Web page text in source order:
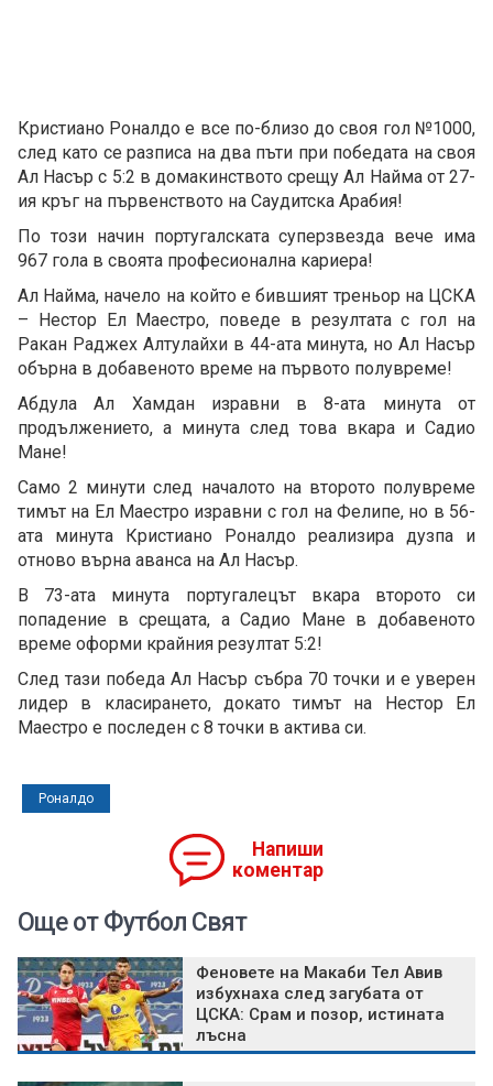
Кристиано Роналдо е все по-близо до своя гол №1000,
след като се разписа на два пъти при победата на своя
Ал Насър с 5:2 в домакинството срещу Ал Найма от 27-
ия кръг на първенството на Саудитска Арабия!
По този начин португалската суперзвезда вече има
967 гола в своята професионална кариера!
Ал Найма, начело на който е бившият треньор на ЦСКА
– Нестор Ел Маестро, поведе в резултата с гол на
Ракан Раджех Алтулайхи в 44-ата минута, но Ал Насър
обърна в добавеното време на първото полувреме!
Абдула Ал Хамдан изравни в 8-ата минута от
продължението, а минута след това вкара и Садио
Мане!
Само 2 минути след началото на второто полувреме
тимът на Ел Маестро изравни с гол на Фелипе, но в 56-
ата минута Кристиано Роналдо реализира дузпа и
отново върна аванса на Ал Насър.
В 73-ата минута португалецът вкара второто си
попадение в срещата, а Садио Мане в добавеното
време оформи крайния резултат 5:2!
След тази победа Ал Насър събра 70 точки и е уверен
лидер в класирането, докато тимът на Нестор Ел
Маестро е последен с 8 точки в актива си.
Роналдо
Напиши
коментар
Още от Футбол Свят
Феновете на Макаби Тел Авив
избухнаха след загубата от
ЦСКА: Срам и позор, истината
лъсна